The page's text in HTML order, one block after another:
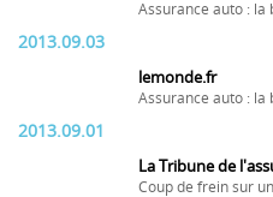
Assurance auto : la
2013.09.03
lemonde.fr
Assurance auto : la
2013.09.01
La Tribune de
Coup de frein sur